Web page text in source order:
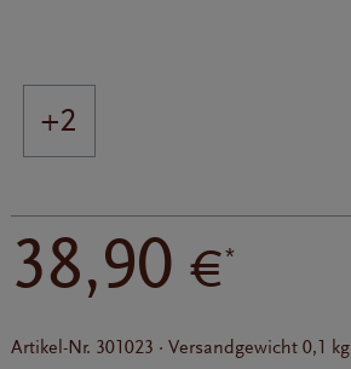
+2
38,90€*
Artikel-Nr. 301023 · Versandgewicht 0,1 kg